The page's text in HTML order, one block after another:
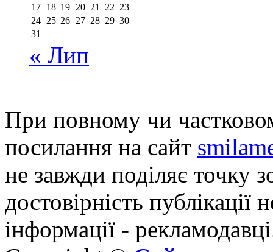
17 18 19 20 21 22 23
24 25 26 27 28 29 30
31
« Лип
При повному чи
посилання на сайт
не завжди поділяє точку
достовірність публікації
інформації -